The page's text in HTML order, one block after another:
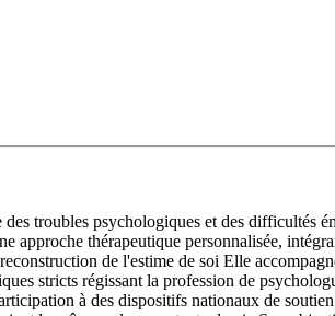
troubles psychologiques et des difficultés
approche thérapeutique personnalisée,
de l'estime de soi Elle
stricts régissant la profession de
à des dispositifs nationaux de